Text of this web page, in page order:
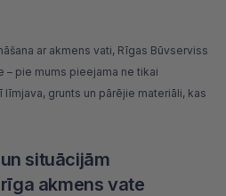
ar akmens vati, Rīgas Būvserviss
– pie mums pieejama ne tikai
līmjava, grunts un pārējie materiāli, kas
situācijām
akmens vate